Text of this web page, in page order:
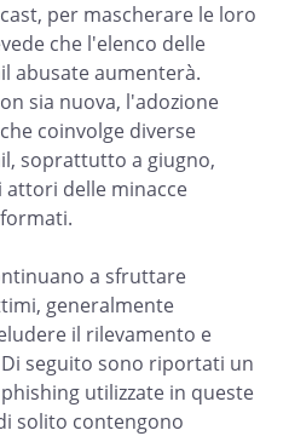
per mascherare le loro
che l'elenco delle
abusate aumenterà.
sia nuova, l'adozione
coinvolge diverse
soprattutto a giugno,
delle minacce
a sfruttare
generalmente
il rilevamento e
seguito sono riportati un
utilizzate in queste
solito contengono